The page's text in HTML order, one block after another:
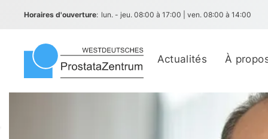
Horaires d'ouverture: lun. - jeu. 08:00 à 17:00 | ven. 08:00 à 14:00
Actualités À